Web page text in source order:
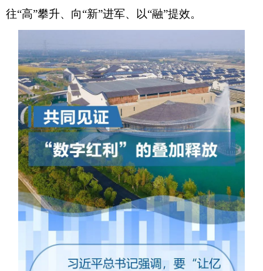
往“高”攀升、向“新”进军、以“融”提效。